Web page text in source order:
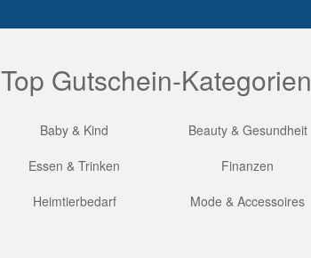
Top Gutschein-Kategorien
Baby & Kind Beauty & Gesundheit
Essen & Trinken
Finanzen
Heimtierbedarf
Mode & Accessoires